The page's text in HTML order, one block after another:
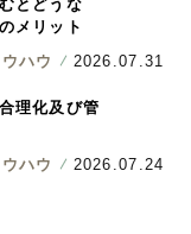
とどうな
メリット
ハウ
2026.07.31
理化及び管
ハウ
2026.07.24